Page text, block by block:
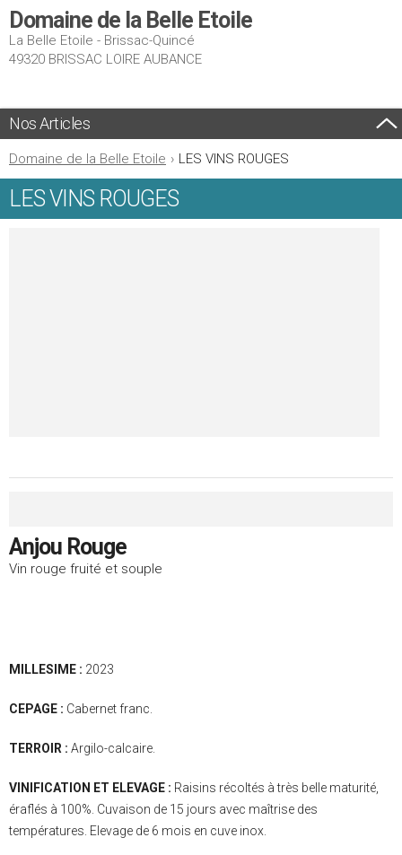
Domaine de la Belle Etoile
La Belle Etoile - Brissac-Quincé
49320 BRISSAC LOIRE AUBANCE
Nos Articles
Domaine de la Belle Etoile › LES VINS ROUGES
LES VINS ROUGES
Anjou Rouge
Vin rouge fruité et souple
MILLESIME : 2023
CEPAGE : Cabernet franc.
TERROIR : Argilo-calcaire.
VINIFICATION ET ELEVAGE : Raisins récoltés à très belle maturité,
éraflés à 100%. Cuvaison de 15 jours avec maîtrise des
températures. Elevage de 6 mois en cuve inox.